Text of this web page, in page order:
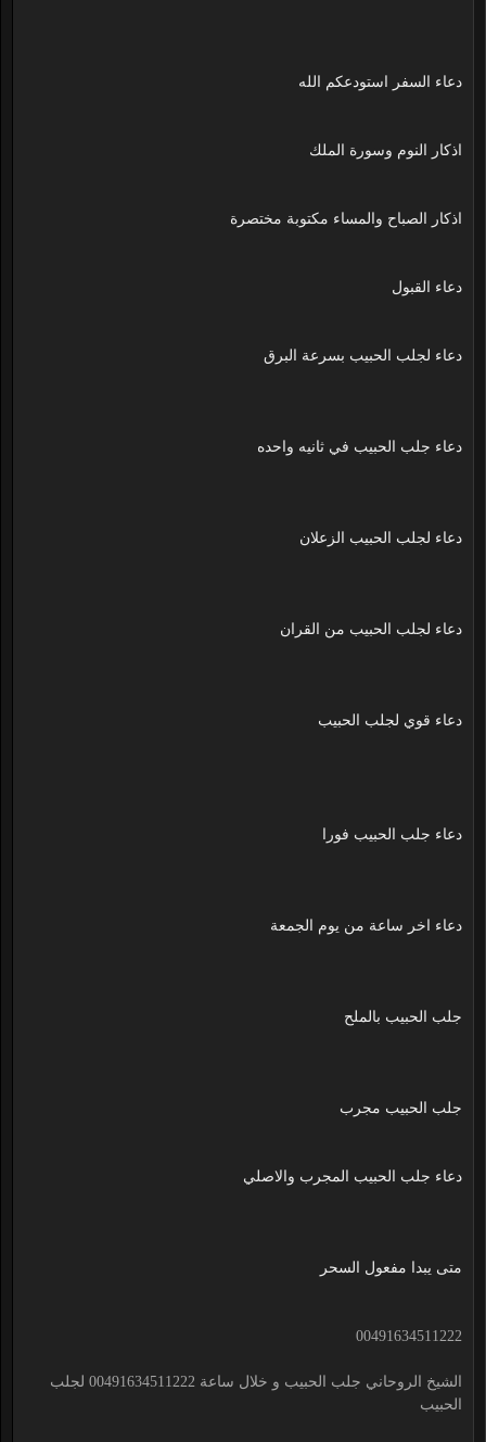
دعاء السفر استودعكم الله
اذكار النوم وسورة الملك
اذكار الصباح والمساء مكتوبة مختصرة
دعاء القبول
دعاء لجلب الحبيب بسرعة البرق
دعاء جلب الحبيب في ثانيه واحده
دعاء لجلب الحبيب الزعلان
دعاء لجلب الحبيب من القران
دعاء قوي لجلب الحبيب
دعاء جلب الحبيب فورا
دعاء اخر ساعة من يوم الجمعة
جلب الحبيب بالملح
جلب الحبيب مجرب
دعاء جلب الحبيب المجرب والاصلي
متى يبدا مفعول السحر
00491634511222
الشيخ الروحاني جلب الحبيب و خلال ساعة 00491634511222 لجلب
الحبيب